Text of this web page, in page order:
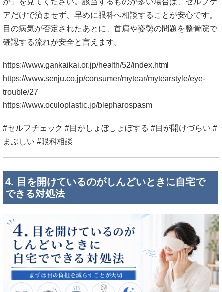
か」を見てください。該当するものが多い場合は、セルフケ
アだけで済ませず、早めに眼科へ相談することが安心です。
目の病気が否定されたあとに、首肩や姿勢の問題を整骨院で
確認する流れが安全と言えます。
https://www.gankaikai.or.jp/health/52/index.html
https://www.senju.co.jp/consumer/mytear/mytearstyle/eye-
trouble/27
https://www.oculoplastic.jp/blepharospasm
#セルフチェック #目がしょぼしょぼする #目が開けづらい #
まぶしい #眼科相談
4. 目を開けているのがしんどいときに自宅で
できる対処法